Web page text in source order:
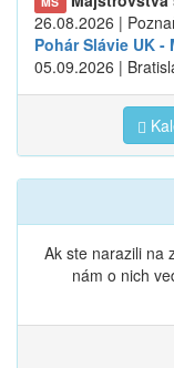
26.08.2026 |
Pohár Slávie UK
05.09.2026 |
Ak ste narazili na
nám o nich